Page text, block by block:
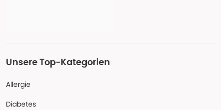
Unsere Top-Kategorien
Allergie
Diabetes